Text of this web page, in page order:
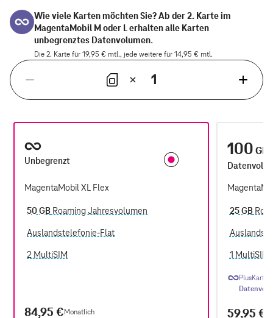
Wie viele Karten möchten Sie?‎Ab der 2. Karte im
MagentaMobil M oder L erhalten alle Karten
unbegrenztes Datenvolumen.
Die 2. Karte für 19,95 € mtl., jede weitere für 14,95 € mtl.
Verringern mit Eingabetaste oder Leertaste Ausgewählte Anzahl: 1
1
Aktuelle Anzahl: 1
Unbegrenzt
MagentaMobil XL Flex
50 GB Roaming Jahresvolumen
Auslandstelefonie-Flat
2 MultiSIM
84,95 €Monatlich
100GB
25 GB
1 MultiSIM
59,95 €